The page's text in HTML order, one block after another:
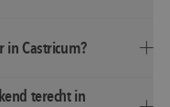
in Castricum?
terecht in